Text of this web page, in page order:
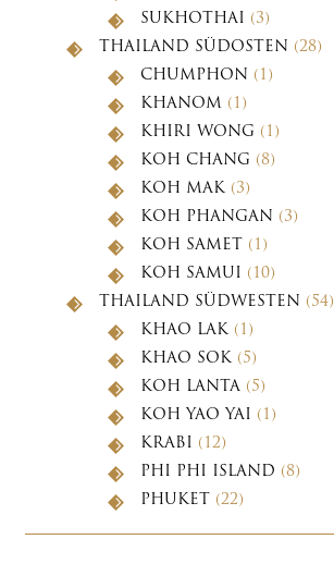
SUKHOTHAI (3)
THAILAND SÜDOSTEN (28)
CHUMPHON (1)
KHANOM (1)
KHIRI WONG (1)
KOH CHANG (8)
KOH MAK(3)
KOH PHANGAN (3)
KOH SAMET (1)
KOH SAMUI (10)
THAILAND SÜDWESTEN (54)
KHAO LAK(1)
KHAO SOK(5)
KOH LANTA (5)
KOH YAO YAI (1)
KRABI (12)
PHI PHI ISLAND (8)
PHUKET (22)